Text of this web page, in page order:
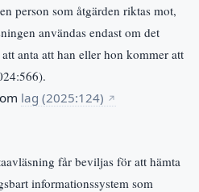
person som åtgärden riktas mot,
användas endast om det
anta att han eller hon kommer att
lag (2025:124) ↗
får beviljas för att hämta
informationssystem som